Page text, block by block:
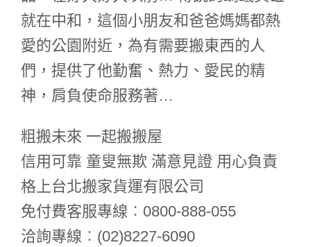
就在中和，這個小朋友和爸爸媽媽都熱
愛的公園附近，為有需要搬東西的人
們，提供了他勤奮、熱力、愛民的精
神，肩負使命服務著…
粗搬未來 一起搬搬屋
信用可靠 童叟無欺 滿意見證 用心負責
格上台北搬家貨運有限公司
免付費客服專線︰0800-888-055
洽詢專線︰(02)8227-6090